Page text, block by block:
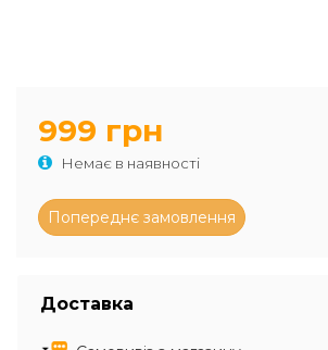
999 грн
Немає в наявності
Доставка